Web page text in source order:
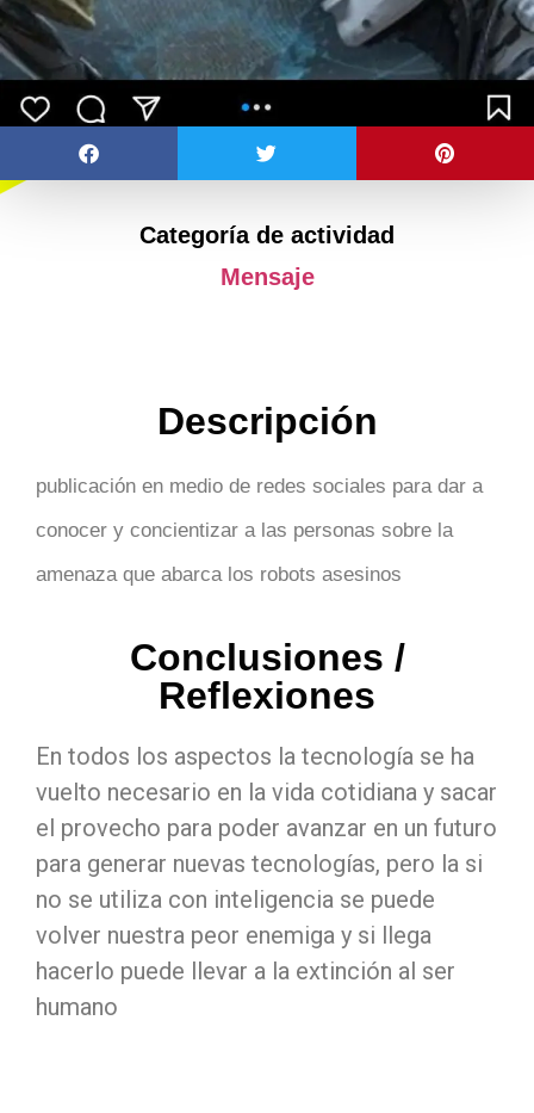
Categoría de actividad
Mensaje
Descripción
publicación en medio de redes sociales para dar a
conocer y concientizar a las personas sobre la
amenaza que abarca los robots asesinos
Conclusiones /
Reflexiones
En todos los aspectos la tecnología se ha
vuelto necesario en la vida cotidiana y sacar
el provecho para poder avanzar en un futuro
para generar nuevas tecnologías, pero la si
no se utiliza con inteligencia se puede
volver nuestra peor enemiga y si llega
hacerlo puede llevar a la extinción al ser
humano